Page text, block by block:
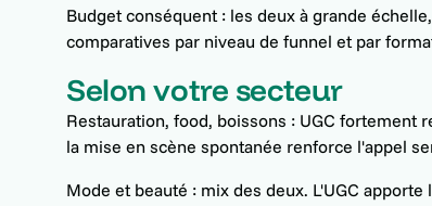
Budget conséquent : les deux à grande
comparatives par niveau de funnel et par
Selon votre secteur
Restauration, food, boissons : UGC
la mise en scène spontanée renforce l'appel
Mode et beauté : mix des deux. L'UGC